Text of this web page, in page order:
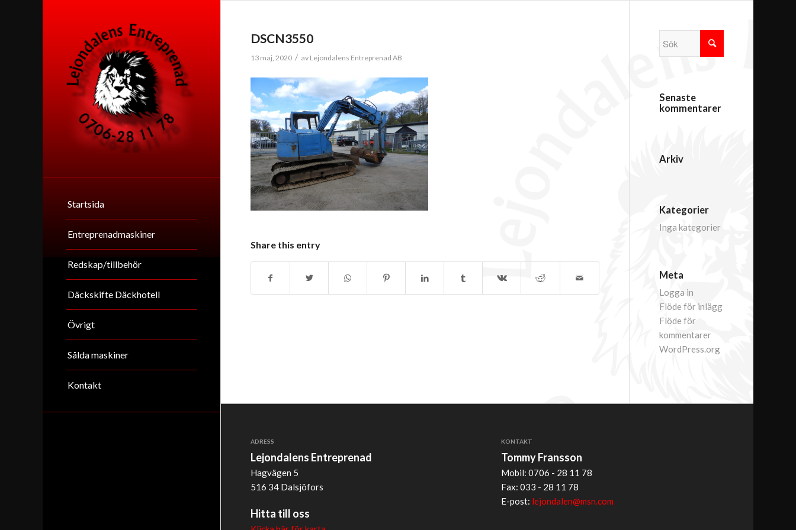
Startsida
Entreprenadmaskiner
Redskap/tillbehör
Däckskifte Däckhotell
Övrigt
Sålda maskiner
Kontakt
DSCN3550
13 maj, 2020 / av Lejondalens Entreprenad AB
Share this entry
Senaste
kommentarer
Arkiv
Kategorier
Inga kategorier
Meta
Logga in
Flöde för inlägg
Flöde för
kommentarer
WordPress.org
ADRESS
Lejondalens Entreprenad
Hagvägen 5
516 34 Dalsjöfors
Hitta till oss
KONTAKT
Tommy Fransson
Mobil: 0706 - 28 11 78
Fax: 033 - 28 11 78
E-post: lejondalen@msn.com